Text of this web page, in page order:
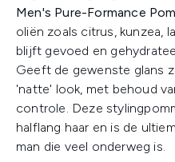
Men's Pure-Formance
oliën zoals citrus, kunzea,
blijft gevoed en
Geeft de gewenste glans
'natte' look, met behoud
controle. Deze
halflang haar en is de
man die veel onderweg is.